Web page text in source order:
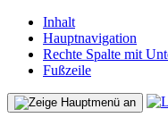
Inhalt
Hauptnavigation
Rechte Spalte mit
Fußzeile